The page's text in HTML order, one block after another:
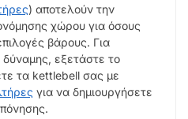
) αποτελούν την
χώρου για όσους
βάρους. Για
εξετάστε το
τα kettlebell σας με
για να δημιουργήσετε